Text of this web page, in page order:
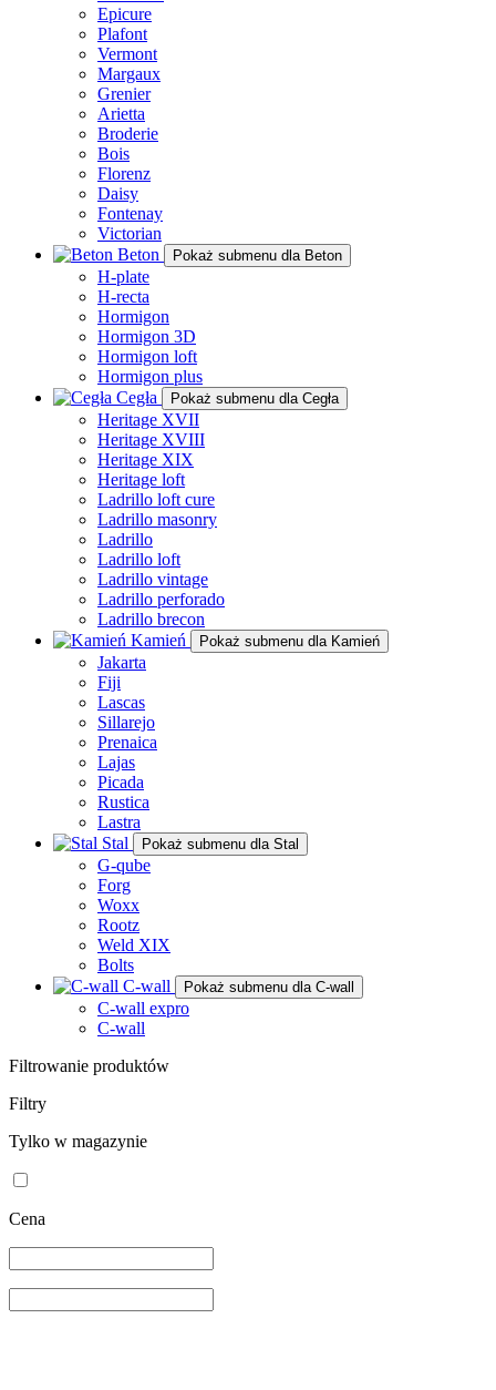
Epicure
Plafont
Vermont
Margaux
Grenier
Arietta
Broderie
Bois
Florenz
Daisy
Fontenay
Victorian
Beton
Pokaż submenu dla Beton
H-plate
H-recta
Hormigon
Hormigon 3D
Hormigon loft
Hormigon plus
Cegła
Pokaż submenu dla Cegła
Heritage XVII
Heritage XVIII
Heritage XIX
Heritage loft
Ladrillo loft cure
Ladrillo masonry
Ladrillo
Ladrillo loft
Ladrillo vintage
Ladrillo perforado
Ladrillo brecon
Kamień
Pokaż submenu dla Kamień
Jakarta
Fiji
Lascas
Sillarejo
Prenaica
Lajas
Picada
Rustica
Lastra
Stal
Pokaż submenu dla Stal
G-qube
Forg
Woxx
Rootz
Weld XIX
Bolts
C-wall
Pokaż submenu dla C-wall
C-wall expro
C-wall
Filtrowanie produktów
Filtry
Tylko w magazynie
Cena